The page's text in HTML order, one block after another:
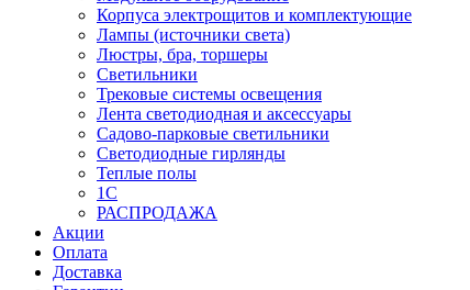
Корпуса электрощитов и комплектующие
Лампы (источники света)
Люстры, бра, торшеры
Светильники
Трековые системы освещения
Лента светодиодная и аксессуары
Садово-парковые светильники
Светодиодные гирлянды
Теплые полы
1С
РАСПРОДАЖА
Акции
Оплата
Доставка